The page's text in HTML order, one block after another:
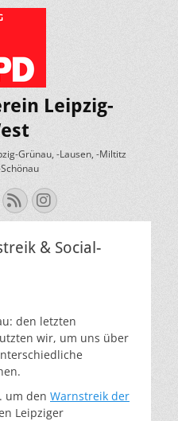
Leipzig-
Grünau, -Lausen, -Miltitz
FeedInstagram
& Social-
den letzten
wir, um uns über
um den Warnstreik der
Leipziger